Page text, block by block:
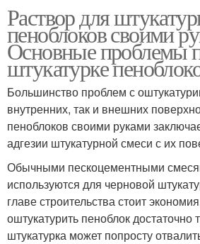
Раствор для
пеноблоков своими
Основные проблемы
штукатурке
Большинство проблем с
внутренних, так и внешних
пеноблоков своими руками
адгезии штукатурной смеси с их
Обычными пескоцементными
используются для черновой
главе строительства стоит
оштукатурить пеноблок достаточно
штукатурка может попросту